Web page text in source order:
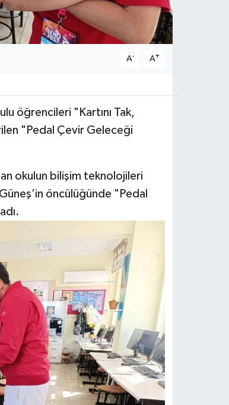
A- A+
öğrencileri "Kartını Tak,
"Pedal Çevir Geleceği
okulun bilişim teknolojileri
öncülüğünde "Pedal